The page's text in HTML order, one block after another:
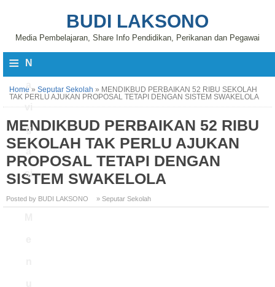
BUDI LAKSONO
Media Pembelajaran, Share Info Pendidikan, Perikanan dan Pegawai
≡ N
vi
g
a
si
Home » Seputar Sekolah » MENDIKBUD PERBAIKAN 52 RIBU SEKOLAH
TAK PERLU AJUKAN PROPOSAL TETAPI DENGAN SISTEM SWAKELOLA
MENDIKBUD PERBAIKAN 52 RIBU
SEKOLAH TAK PERLU AJUKAN
PROPOSAL TETAPI DENGAN
SISTEM SWAKELOLA
Posted by BUDI LAKSONO » Seputar Sekolah